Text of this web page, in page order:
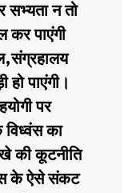
न तो
कर पाएंगी
पाएंगी।
पर
का
की कूटनीति
के ऐसे संकट